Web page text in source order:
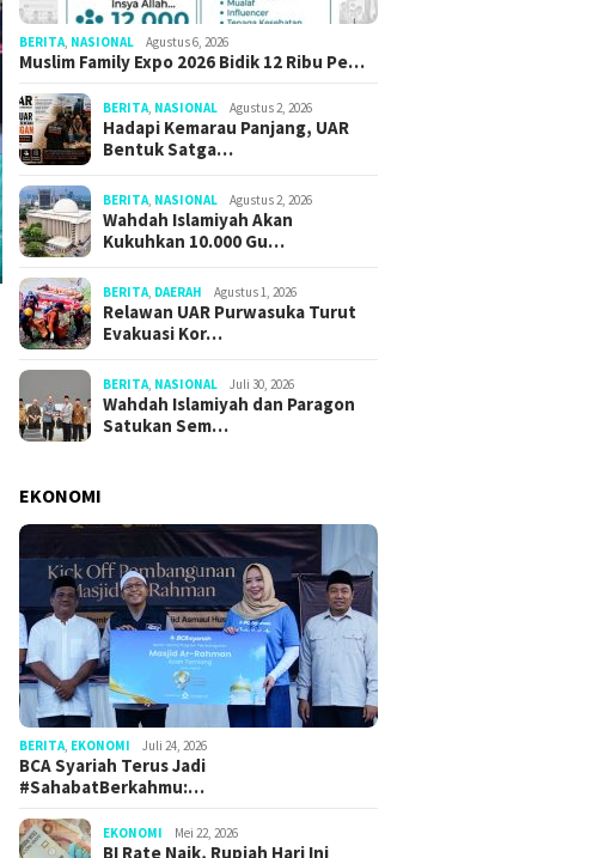
BERITA NASIONAL Agustus 6, 2026
Muslim Family Expo 2026 Bidik 12 Ribu Pe…
BERITA NASIONAL Agustus 2, 2026
Hadapi Kemarau Panjang, UAR
Bentuk Satga…
BERITA NASIONAL Agustus 2, 2026
Wahdah Islamiyah Akan
Kukuhkan 10.000 Gu…
BERITA DAERAH Agustus 1, 2026
Relawan UAR Purwasuka Turut
Evakuasi Kor…
BERITA NASIONAL Juli 30, 2026
Wahdah Islamiyah dan Paragon
Satukan Sem…
EKONOMI
BERITA EKONOMI Juli 24, 2026
BCA Syariah Terus Jadi
#SahabatBerkahmu:…
EKONOMI Mei 22, 2026
BI Rate Naik, Rupiah Hari Ini